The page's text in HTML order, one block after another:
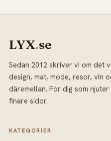
LYX.se
Sedan 2012 skriver vi om det
design, mat, mode, resor, vin
däremellan. För dig som
finare sidor.
KATEGORIER